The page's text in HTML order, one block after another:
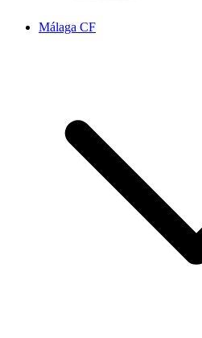
Málaga CF